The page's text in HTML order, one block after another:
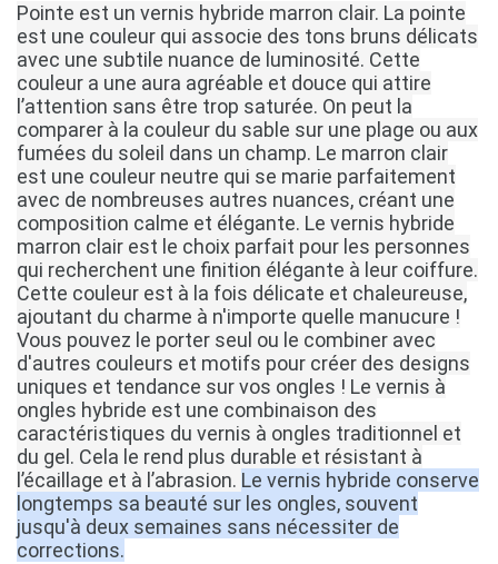
Pointe est un vernis hybride marron clair. La pointe
est une couleur qui associe des tons bruns délicats
avec une subtile nuance de luminosité. Cette
couleur a une aura agréable et douce qui attire
l’attention sans être trop saturée. On peut la
comparer à la couleur du sable sur une plage ou aux
fumées du soleil dans un champ. Le marron clair
est une couleur neutre qui se marie parfaitement
avec de nombreuses autres nuances, créant une
composition calme et élégante. Le vernis hybride
marron clair est le choix parfait pour les personnes
qui recherchent une finition élégante à leur coiffure.
Cette couleur est à la fois délicate et chaleureuse,
ajoutant du charme à n'importe quelle manucure !
Vous pouvez le porter seul ou le combiner avec
d'autres couleurs et motifs pour créer des designs
uniques et tendance sur vos ongles ! Le vernis à
ongles hybride est une combinaison des
caractéristiques du vernis à ongles traditionnel et
du gel. Cela le rend plus durable et résistant à
l’écaillage et à l’abrasion. Le vernis hybride conserve
longtemps sa beauté sur les ongles, souvent
jusqu'à deux semaines sans nécessiter de
corrections.